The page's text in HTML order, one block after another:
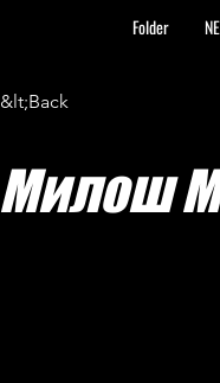
Folder
&lt;Back
Милош